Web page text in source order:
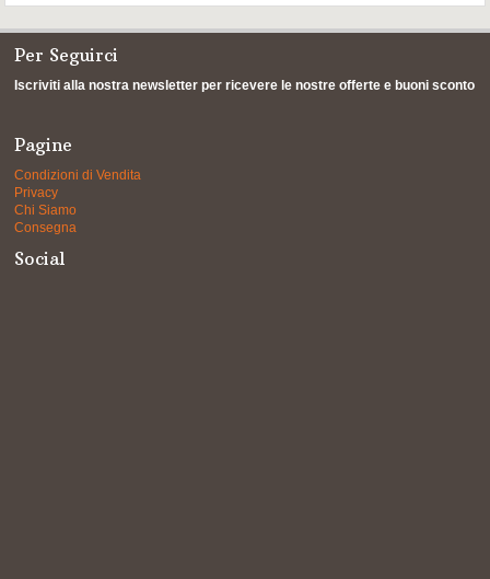
Per Seguirci
Iscriviti alla nostra newsletter per ricevere le nostre offerte e buoni sconto
Pagine
Condizioni di Vendita
Privacy
Chi Siamo
Consegna
Social